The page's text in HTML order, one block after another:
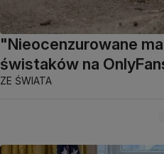
"Nieocenzurowane
świstaków na
ZE ŚWIATA